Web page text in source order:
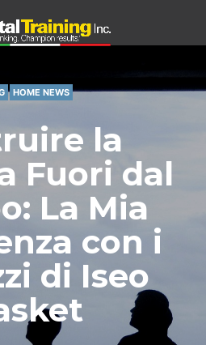
HOME NEWS
la
Fuori dal
La Mia
con i
di Iseo